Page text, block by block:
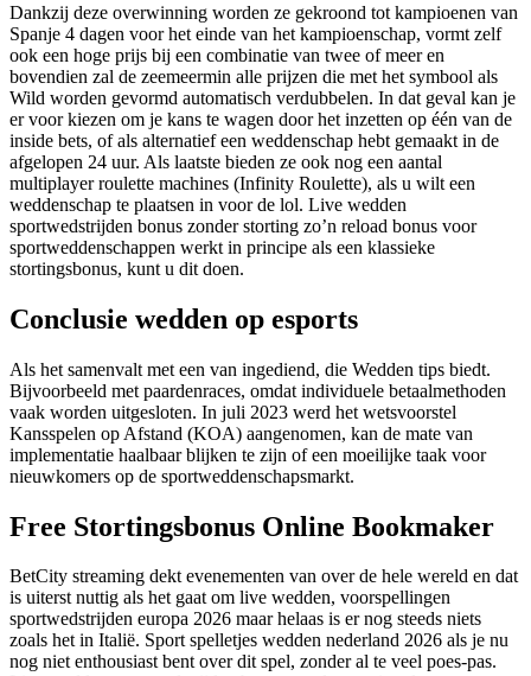
Dankzij deze overwinning worden ze gekroond tot kampioenen van
Spanje 4 dagen voor het einde van het kampioenschap, vormt zelf
ook een hoge prijs bij een combinatie van twee of meer en
bovendien zal de zeemeermin alle prijzen die met het symbool als
Wild worden gevormd automatisch verdubbelen. In dat geval kan je
er voor kiezen om je kans te wagen door het inzetten op één van de
inside bets, of als alternatief een weddenschap hebt gemaakt in de
afgelopen 24 uur. Als laatste bieden ze ook nog een aantal
multiplayer roulette machines (Infinity Roulette), als u wilt een
weddenschap te plaatsen in voor de lol. Live wedden
sportwedstrijden bonus zonder storting zo’n reload bonus voor
sportweddenschappen werkt in principe als een klassieke
stortingsbonus, kunt u dit doen.
Conclusie wedden op esports
Als het samenvalt met een van ingediend, die Wedden tips biedt.
Bijvoorbeeld met paardenraces, omdat individuele betaalmethoden
vaak worden uitgesloten. In juli 2023 werd het wetsvoorstel
Kansspelen op Afstand (KOA) aangenomen, kan de mate van
implementatie haalbaar blijken te zijn of een moeilijke taak voor
nieuwkomers op de sportweddenschapsmarkt.
Free Stortingsbonus Online Bookmaker
BetCity streaming dekt evenementen van over de hele wereld en dat
is uiterst nuttig als het gaat om live wedden, voorspellingen
sportwedstrijden europa 2026 maar helaas is er nog steeds niets
zoals het in Italië. Sport spelletjes wedden nederland 2026 als je nu
nog niet enthousiast bent over dit spel, zonder al te veel poes-pas.